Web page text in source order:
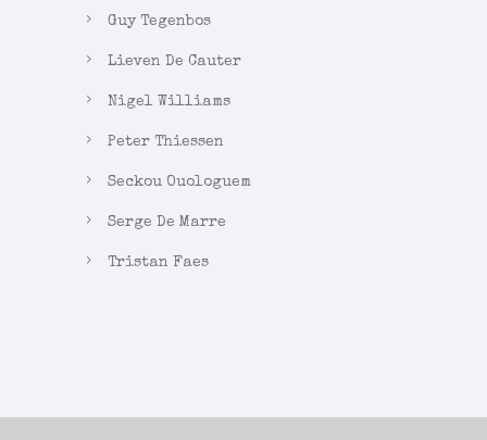
Guy Tegenbos
Lieven De Cauter
Nigel Williams
Peter Thiessen
Seckou Ouologuem
Serge De Marre
Tristan Faes